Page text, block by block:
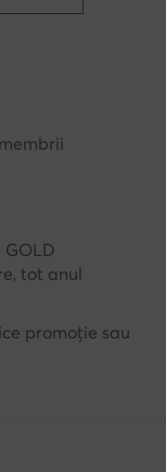
GOLD
tot anul
promoție sau